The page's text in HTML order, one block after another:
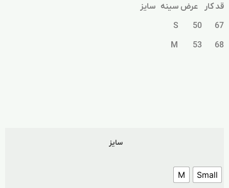
قد کار عرض سینه سایز
67 50 S
68 53 M
سایز
Small
M